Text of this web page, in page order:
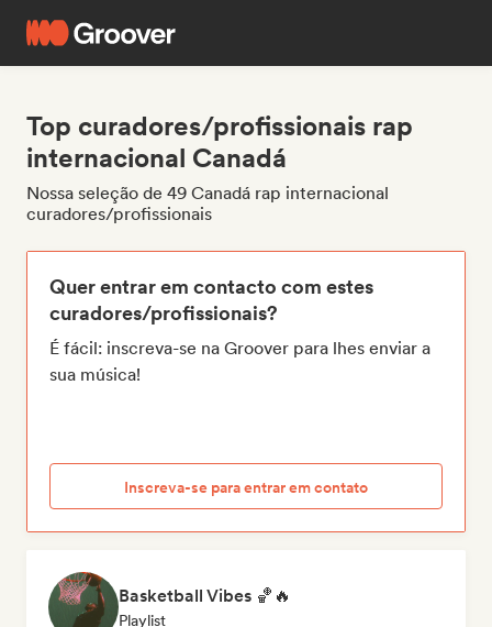
Top curadores/profissionais rap
internacional Canadá
Nossa seleção de 49 Canadá rap internacional
curadores/profissionais
Quer entrar em contacto com estes
curadores/profissionais?
É fácil: inscreva-se na Groover para lhes enviar a
sua música!
Inscreva-se para entrar em contato
Basketball Vibes 🏀🔥
Playlist